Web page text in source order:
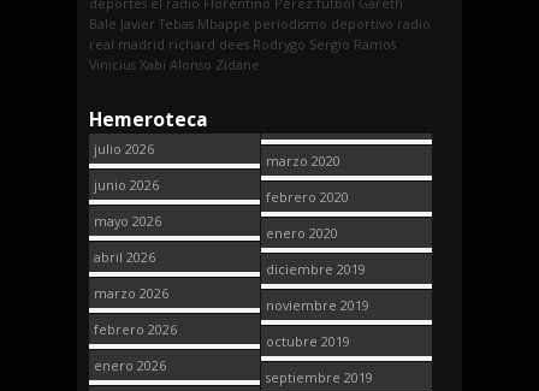
Bale Javier Tebas Mbappe periodismo deportivo radio
real madrid richard dees Rodrygo Sergio Ramos
Vinicius Xabi Alonso Zidane
Hemeroteca
julio 2026
junio 2026
mayo 2026
abril 2026
marzo 2026
febrero 2026
enero 2026
marzo 2020
febrero 2020
enero 2020
diciembre 2019
noviembre 2019
octubre 2019
septiembre 2019